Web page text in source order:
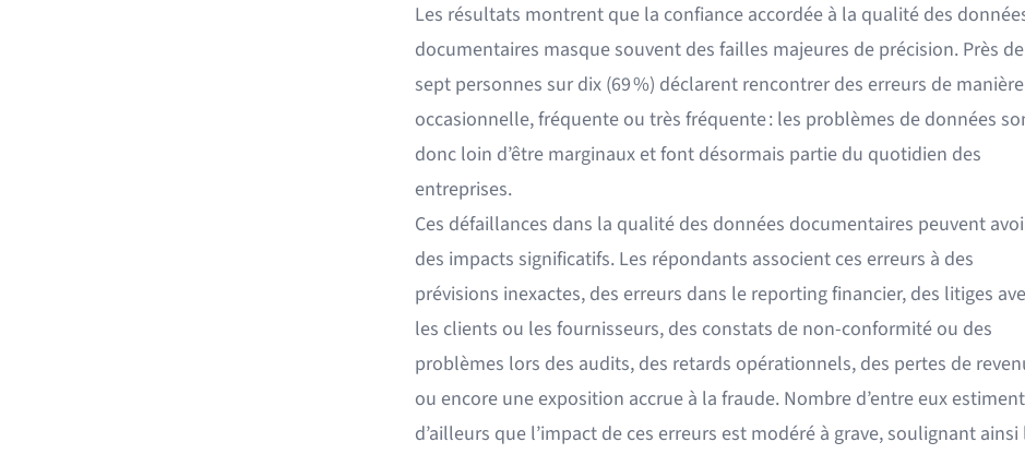
Les résultats montrent que la confiance accordée à la qualité des
documentaires masque souvent des failles majeures de précision. Près de
sept personnes sur dix (69 %) déclarent rencontrer des erreurs de manière
occasionnelle, fréquente ou très fréquente : les problèmes de données
donc loin d’être marginaux et font désormais partie du quotidien des
entreprises.
Ces défaillances dans la qualité des données documentaires peuvent
des impacts significatifs. Les répondants associent ces erreurs à des
prévisions inexactes, des erreurs dans le reporting financier, des litiges
les clients ou les fournisseurs, des constats de non-conformité ou des
problèmes lors des audits, des retards opérationnels, des pertes de
ou encore une exposition accrue à la fraude. Nombre d’entre eux estiment
d’ailleurs que l’impact de ces erreurs est modéré à grave, soulignant ainsi